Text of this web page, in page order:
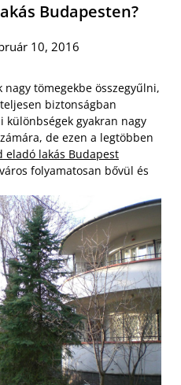
Budapesten?
10, 2016
tömegekbe összegyűlni,
biztonságban
különbségek gyakran nagy
de ezen a legtöbben
eladó lakás Budapest
folyamatosan bővül és